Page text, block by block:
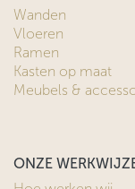
Wanden
Vloeren
Ramen
Kasten op maat
Meubels &
ONZE